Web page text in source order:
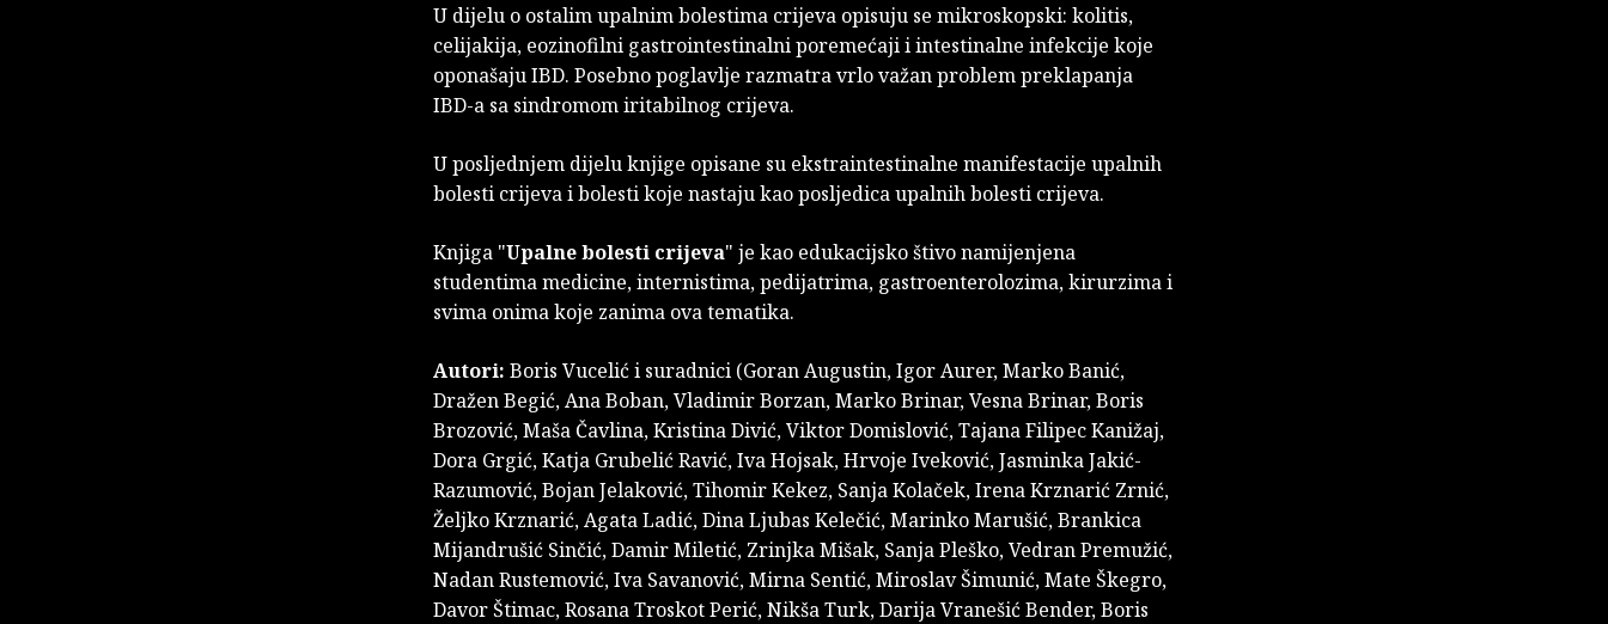
U dijelu o ostalim upalnim bolestima crijeva opisuju se mikroskopski: kolitis,
celijakija, eozinofilni gastrointestinalni poremećaji i intestinalne infekcije koje
oponašaju IBD. Posebno poglavlje razmatra vrlo važan problem preklapanja
IBD-a sa sindromom iritabilnog crijeva.
U posljednjem dijelu knjige opisane su ekstraintestinalne manifestacije upalnih
bolesti crijeva i bolesti koje nastaju kao posljedica upalnih bolesti crijeva.
Knjiga "Upalne bolesti crijeva" je kao edukacijsko štivo namijenjena
studentima medicine, internistima, pedijatrima, gastroenterolozima, kirurzima i
svima onima koje zanima ova tematika.
Autori: Boris Vucelić i suradnici (Goran Augustin, Igor Aurer, Marko Banić,
Dražen Begić, Ana Boban, Vladimir Borzan, Marko Brinar, Vesna Brinar, Boris
Brozović, Maša Čavlina, Kristina Divić, Viktor Domislović, Tajana Filipec Kanižaj,
Dora Grgić, Katja Grubelić Ravić, Iva Hojsak, Hrvoje Iveković, Jasminka Jakić-
Razumović, Bojan Jelaković, Tihomir Kekez, Sanja Kolaček, Irena Krznarić Zrnić,
Željko Krznarić, Agata Ladić, Dina Ljubas Kelečić, Marinko Marušić, Brankica
Mijandrušić Sinčić, Damir Miletić, Zrinjka Mišak, Sanja Pleško, Vedran Premužić,
Nadan Rustemović, Iva Savanović, Mirna Sentić, Miroslav Šimunić, Mate Škegro,
Davor Štimac, Rosana Troskot Perić, Nikša Turk, Darija Vranešić Bender, Boris